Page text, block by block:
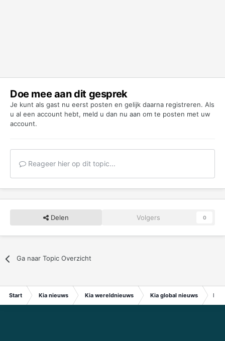
Doe mee aan dit gesprek
Je kunt als gast nu eerst posten en gelijk daarna registreren. Als
u al een account hebt, meld u dan nu aan om te posten met uw
account.
Reageer hier op dit topic...
Delen Volgers 0
Ga naar Topic Overzicht
Start Kia nieuws Kia wereldnieuws Kia global nieuws Kia